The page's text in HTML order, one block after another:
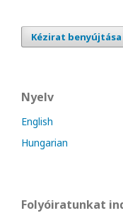
Kézirat benyújtása
Nyelv
English
Hungarian
Folyóiratunkat